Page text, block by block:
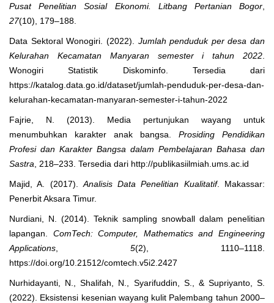
Pusat Penelitian Sosial Ekonomi. Litbang Pertanian Bogor
27(10), 179–188.
Data Sektoral Wonogiri. (2022). Jumlah penduduk per desa dan
Kelurahan Kecamatan Manyaran semester i tahun 2022
Wonogiri Statistik Diskominfo. Tersedia dari
https://katalog.data.go.id/dataset/jumlah-penduduk-per-desa-dan-
kelurahan-kecamatan-manyaran-semester-i-tahun-2022
Fajrie, N. (2013). Media pertunjukan wayang untuk
menumbuhkan karakter anak bangsa. Prosiding Pendidikan
Profesi dan Karakter Bangsa dalam Pembelajaran Bahasa dan
Sastra , 218–233. Tersedia dari http://publikasiilmiah.ums.ac.id
Majid, A. (2017). Analisis Data Penelitian Kualitatif. Makassar:
Penerbit Aksara Timur.
Nurdiani, N. (2014). Teknik sampling snowball dalam penelitian
lapangan. ComTech: Computer, Mathematics and Engineering
Applications
5(2), 1110–1118.
https://doi.org/10.21512/comtech.v5i2.2427
Nurhidayanti, N., Shalifah, N., Syarifuddin, S., & Supriyanto, S.
(2022). Eksistensi kesenian wayang kulit Palembang tahun 2000–